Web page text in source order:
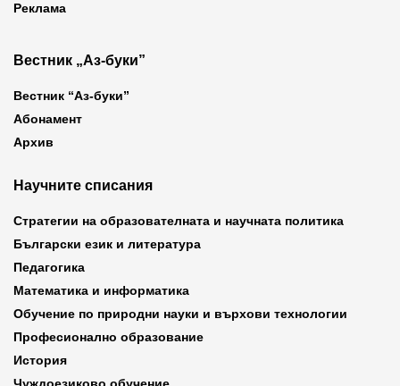
Реклама
Вестник „Аз-буки”
Вестник “Аз-буки”
Абонамент
Архив
Научните списания
Стратегии на образователната и научната политика
Български език и литература
Педагогика
Математика и информатика
Обучение по природни науки и върхови технологии
Професионално образование
История